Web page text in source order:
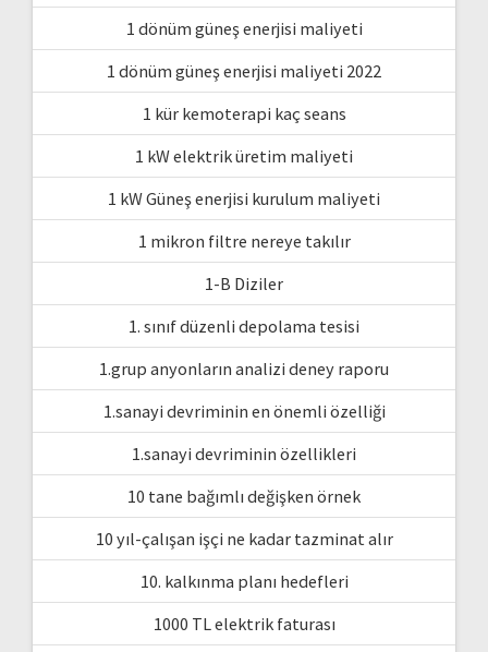
1 dönüm güneş enerjisi maliyeti
1 dönüm güneş enerjisi maliyeti 2022
1 kür kemoterapi kaç seans
1 kW elektrik üretim maliyeti
1 kW Güneş enerjisi kurulum maliyeti
1 mikron filtre nereye takılır
1-B Diziler
1. sınıf düzenli depolama tesisi
1.grup anyonların analizi deney raporu
1.sanayi devriminin en önemli özelliği
1.sanayi devriminin özellikleri
10 tane bağımlı değişken örnek
10 yıl-çalışan işçi ne kadar tazminat alır
10. kalkınma planı hedefleri
1000 TL elektrik faturası